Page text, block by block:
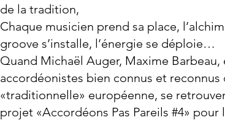
de la tradition,
Chaque musicien prend sa place,
groove s’installe, l’énergie se déploie…
Quand Michaël Auger, Maxime Barbeau,
accordéonistes bien connus et reconnus
«traditionnelle» européenne, se
projet «Accordéons Pas Pareils #4» pour